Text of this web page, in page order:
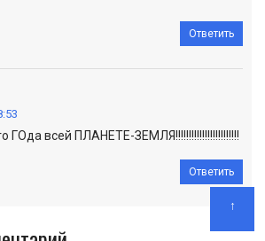
Ответить
ГОда всей ПЛАНЕТЕ-ЗЕМЛЯ!!!!!!!!!!!!!!!!!!!!!!!!
Ответить
↑